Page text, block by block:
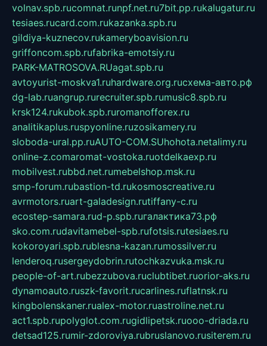
volnav.spb.rucomnat.runpf.net.ru7bit.pp.rukalugatur.ru
tesiaes.rucard.com.rukazanka.spb.ru
gildiya-kuznecov.rukameryboavision.ru
griffoncom.spb.rufabrika-emotsiy.ru
PARK-MATROSOVA.RUagat.spb.ru
avtoyurist-moskva1.ruhardware.org.ruсхема-авто.рф
dg-lab.ruangrup.rurecruiter.spb.rumusic8.spb.ru
krsk124.rukubok.spb.ruromanofforex.ru
analitikaplus.ruspyonline.ruzosikamery.ru
sloboda-ural.pp.ruAUTO-COM.SUhohota.netalimy.ru
online-z.comaromat-vostoka.ruotdelkaexp.ru
mobilvest.rubbd.net.rumebelshop.msk.ru
smp-forum.rubastion-td.rukosmoscreative.ru
avrmotors.ruart-galadesign.rutiffany-c.ru
ecostep-samara.rud-p.spb.ruгалактика73.рф
sko.com.rudavitamebel-spb.rufotsis.rutesiaes.ru
kokoroyari.spb.rublesna-kazan.rumossilver.ru
lenderoq.rusergeydobrin.rutochkazvuka.msk.ru
people-of-art.rubezzubova.ruclubtibet.ruorior-aks.ru
dynamoauto.ruszk-favorit.rucarlines.ruflatnsk.ru
kingbolenskaner.rualex-motor.ruastroline.net.ru
act1.spb.rupolyglot.com.rugidlipetsk.ruooo-driada.ru
detsad125.rumir-zdoroviya.rubruslanovo.rusiterem.ru